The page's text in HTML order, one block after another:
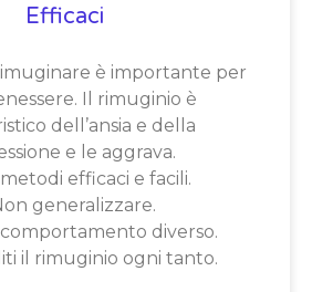
Efficaci
è importante per
Il rimuginio è
dell’ansia e della
e le aggrava.
efficaci e facili.
generalizzare.
diverso.
il rimuginio ogni tanto.